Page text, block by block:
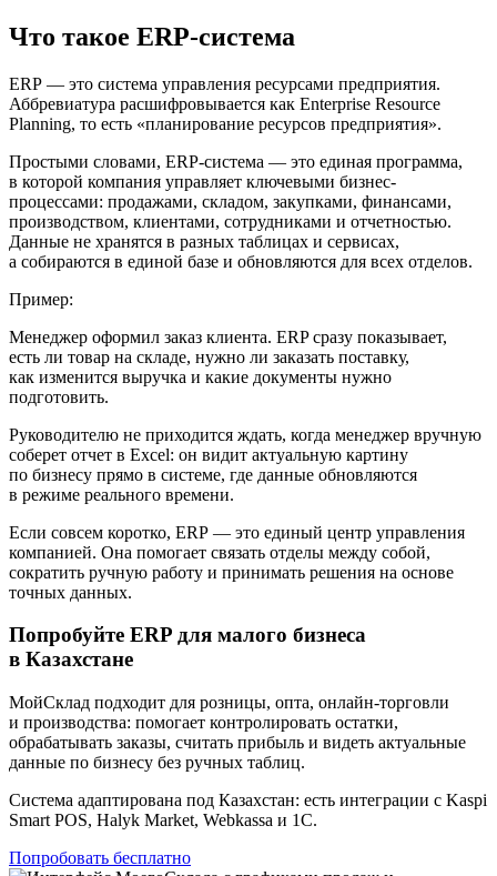
Что такое ERP‑система
ERP — это система управления ресурсами предприятия.
Аббревиатура расшифровывается как Enterprise Resource
Planning, то есть «планирование ресурсов предприятия».
Простыми словами, ERP-система — это единая программа,
в которой компания управляет ключевыми бизнес-
процессами: продажами, складом, закупками, финансами,
производством, клиентами, сотрудниками и отчетностью.
Данные не хранятся в разных таблицах и сервисах,
а собираются в единой базе и обновляются для всех отделов.
Пример:
Менеджер оформил заказ клиента. ERP сразу показывает,
есть ли товар на складе, нужно ли заказать поставку,
как изменится выручка и какие документы нужно
подготовить.
Руководителю не приходится ждать, когда менеджер вручную
соберет отчет в Excel: он видит актуальную картину
по бизнесу прямо в системе, где данные обновляются
в режиме реального времени.
Если совсем коротко, ERP — это единый центр управления
компанией. Она помогает связать отделы между собой,
сократить ручную работу и принимать решения на основе
точных данных.
Попробуйте ERP для малого бизнеса
в Казахстане
МойСклад подходит для розницы, опта, онлайн-торговли
и производства: помогает контролировать остатки,
обрабатывать заказы, считать прибыль и видеть актуальные
данные по бизнесу без ручных таблиц.
Система адаптирована под Казахстан: есть интеграции с Kaspi
Smart POS, Halyk Market, Webkassa и 1С.
Попробовать бесплатно